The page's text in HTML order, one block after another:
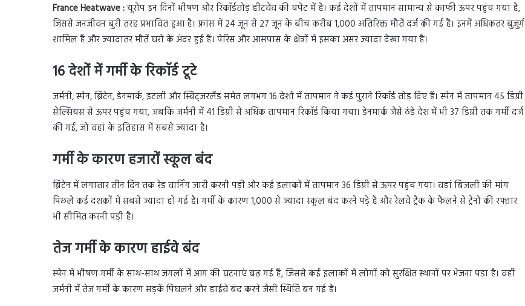
France Heatwave :यूरोप इन दिनों भीषण और रिकॉर्डतोड़ हीटवेव की चपेट में है। कई देशों में तापमान सामान्य से काफी ऊपर पहुंच गया है,
जिससे जनजीवन बुरी तरह प्रभावित हुआ है। फ्रांस में 24 जून से 27 जून के बीच करीब 1,000 अतिरिक्त मौतें दर्ज की गई हैं। इनमें अधिकतर बुजुर्ग
शामिल हैं और ज्यादातर मौतें घरों के अंदर हुई हैं। पेरिस और आसपास के क्षेत्रों में इसका असर ज्यादा देखा गया है।
16 देशों में गर्मी के रिकॉर्ड टूटे
जर्मनी, स्पेन, ब्रिटेन, डेनमार्क, इटली और स्विट्जरलैंड समेत लगभग 16 देशों में तापमान ने कई पुराने रिकॉर्ड तोड़ दिए हैं। स्पेन में तापमान 45 डिग्री
सेल्सियस से ऊपर पहुंच गया, जबकि जर्मनी में 41 डिग्री से अधिक तापमान रिकॉर्ड किया गया। डेनमार्क जैसे ठंडे देश में भी 37 डिग्री तक गर्मी दर्ज
की गई, जो वहां के इतिहास में सबसे ज्यादा है।
गर्मी के कारण हजारों स्कूल बंद
ब्रिटेन में लगातार तीन दिन तक रेड वार्निंग जारी करनी पड़ी और कई इलाकों में तापमान 36 डिग्री से ऊपर पहुंच गया। वहां बिजली की मांग
पिछले कई दशकों में सबसे ज्यादा हो गई है। गर्मी के कारण 1,000 से ज्यादा स्कूल बंद करने पड़े हैं और रेलवे ट्रैक के फैलने से ट्रेनों की रफ्तार
भी सीमित करनी पड़ी है।
तेज गर्मी के कारण हाईवे बंद
स्पेन में भीषण गर्मी के साथ-साथ जंगलों में आग की घटनाएं बढ़ गई हैं, जिससे कई इलाकों में लोगों को सुरक्षित स्थानों पर भेजना पड़ा है। वहीं
जर्मनी में तेज गर्मी के कारण सड़कें पिघलने और हाईवे बंद करने जैसी स्थिति बन गई है।